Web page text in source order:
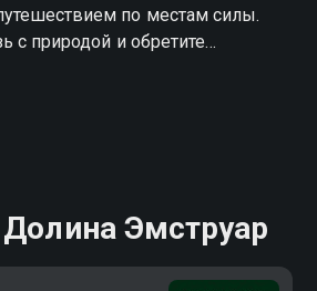
по местам силы.
с природой и обретите
Эмструар